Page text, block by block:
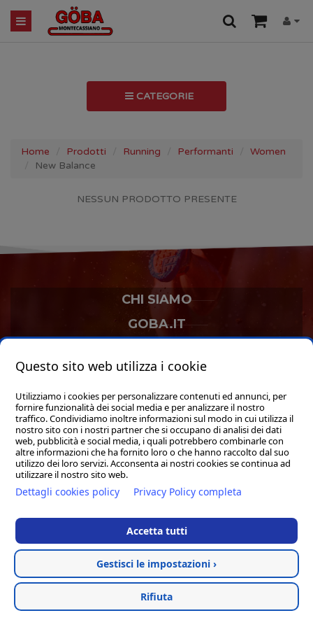
CATEGORIE
Home Prodotti Running Performanti
Women
New Balance
NESSUN PRODOTTO PRESENTE
CHI SIAMO
GOBA.IT
Hosted & created by Clion
Questo sito web utilizza i cookie
Utilizziamo i cookies per personalizzare contenuti ed annunci, per
fornire funzionalità dei social media e per analizzare il nostro
traffico. Condividiamo inoltre informazioni sul modo in cui utilizza il
nostro sito con i nostri partner che si occupano di analisi dei dati
web, pubblicità e social media, i quali potrebbero combinarle con
altre informazioni che ha fornito loro o che hanno raccolto dal suo
utilizzo dei loro servizi. Acconsenta ai nostri cookies se continua ad
utilizzare il nostro sito web.
Dettagli cookies policy Privacy Policy completa
Accetta tutti
Gestisci le impostazioni ›
Rifiuta